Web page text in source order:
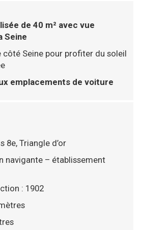
de 40 m² avec vue
Seine
Seine pour profiter du soleil
emplacements de voiture
8e, Triangle d’or
navigante – établissement
: 1902